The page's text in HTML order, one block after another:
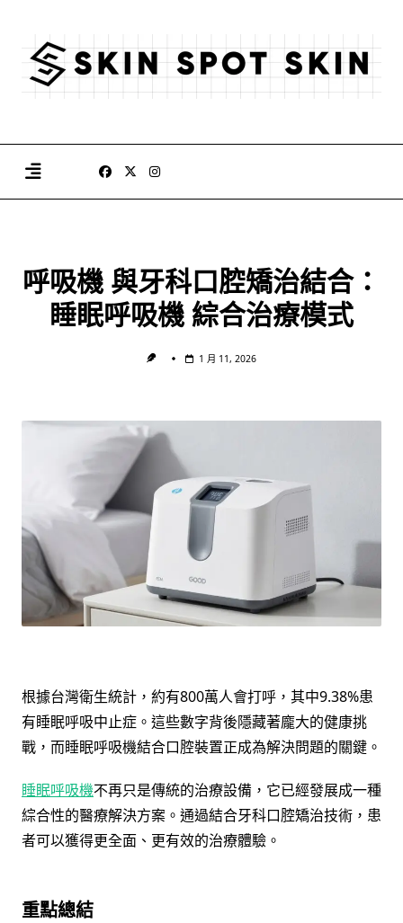
content
呼吸機 與牙科口腔矯治結合：
睡眠呼吸機 綜合治療模式
1 月 11, 2026
根據台灣衛生統計，約有800萬人會打呼，其中9.38%患
有睡眠呼吸中止症。這些數字背後隱藏著龐大的健康挑
戰，而睡眠呼吸機結合口腔裝置正成為解決問題的關鍵。
睡眠呼吸機不再只是傳統的治療設備，它已經發展成一種
綜合性的醫療解決方案。通過結合牙科口腔矯治技術，患
者可以獲得更全面、更有效的治療體驗。
重點總結